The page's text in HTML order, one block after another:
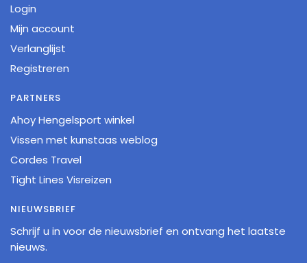
Login
Mijn account
Verlanglijst
Registreren
PARTNERS
Ahoy Hengelsport winkel
Vissen met kunstaas weblog
Cordes Travel
Tight Lines Visreizen
NIEUWSBRIEF
Schrijf u in voor de nieuwsbrief en ontvang het laatste
nieuws.